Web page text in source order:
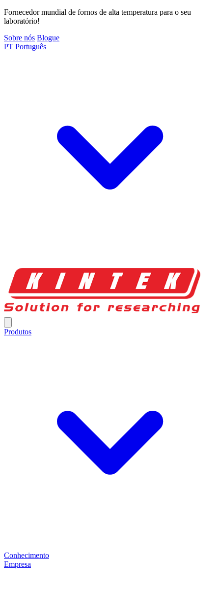
Fornecedor mundial de fornos de alta temperatura para o seu
laboratório!
Sobre nós Blogue
PT Português
Produtos
Conhecimento
Empresa